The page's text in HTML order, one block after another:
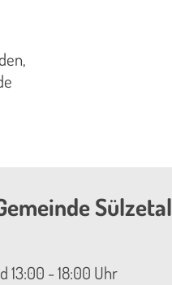
Sülzetal
13:00 - 18:00 Uhr